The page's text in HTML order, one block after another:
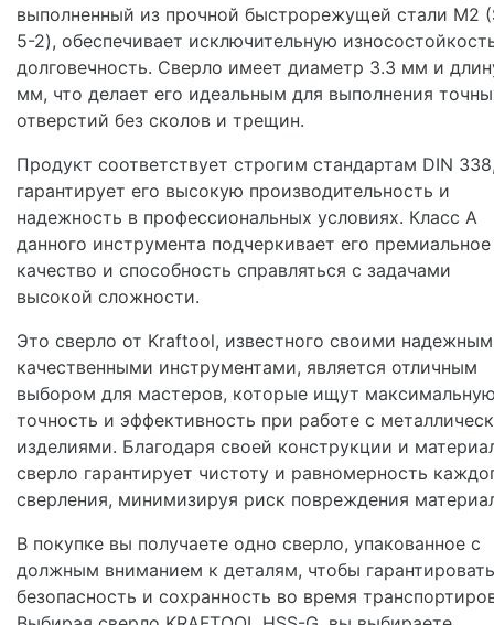
выполненный из прочной быстрорежущей стали М2
5-2), обеспечивает исключительную
долговечность. Сверло имеет диаметр 3.3 мм и
мм, что делает его идеальным для выполнения
отверстий без сколов и трещин.
Продукт соответствует строгим стандартам DIN
гарантирует его высокую производительность и
надежность в профессиональных условиях. Класс A
данного инструмента подчеркивает его премиальное
качество и способность справляться с задачами
высокой сложности.
Это сверло от Kraftool, известного своими
качественными инструментами, является отличным
выбором для мастеров, которые ищут
точность и эффективность при работе с
изделиями. Благодаря своей конструкции и
сверло гарантирует чистоту и равномерность
сверления, минимизируя риск повреждения
В покупке вы получаете одно сверло, упакованное с
должным вниманием к деталям, чтобы
безопасность и сохранность во время